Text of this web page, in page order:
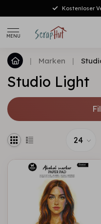
Kostenloser
MENU
| Marken |
Studio Light